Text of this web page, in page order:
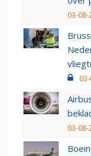
03-08-
03-08-